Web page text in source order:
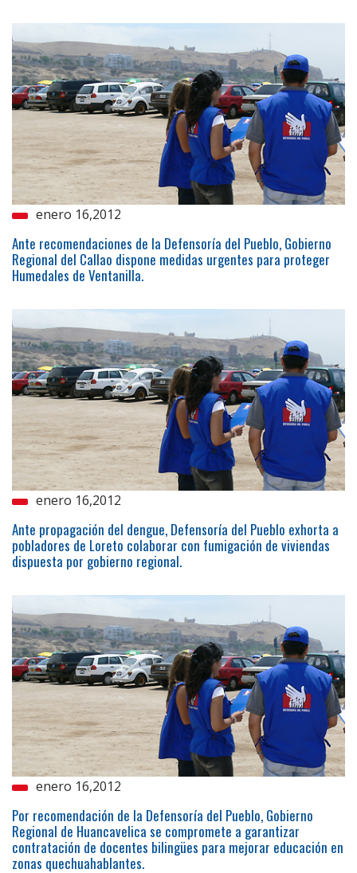
enero 16,2012
Ante recomendaciones de la Defensoría del Pueblo, Gobierno
Regional del Callao dispone medidas urgentes para proteger
Humedales de Ventanilla.
enero 16,2012
Ante propagación del dengue, Defensoría del Pueblo exhorta a
pobladores de Loreto colaborar con fumigación de viviendas
dispuesta por gobierno regional.
enero 16,2012
Por recomendación de la Defensoría del Pueblo, Gobierno
Regional de Huancavelica se compromete a garantizar
contratación de docentes bilingües para mejorar educación en
zonas quechuahablantes.